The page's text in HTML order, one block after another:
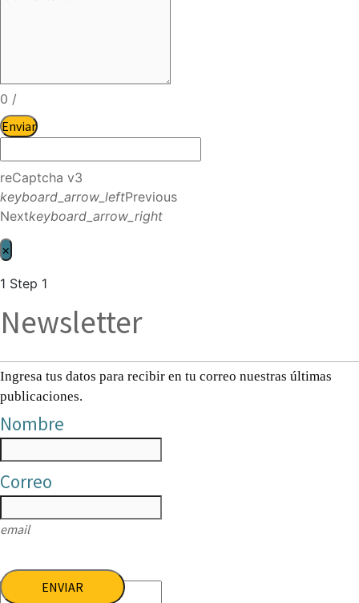
0 /
Enviar
reCaptcha v3
keyboard_arrow_leftPrevious
Nextkeyboard_arrow_right
×
1 Step 1
Newsletter
Ingresa tus datos para recibir en tu correo nuestras últimas
publicaciones.
Nombre
Correo
email
ENVIAR